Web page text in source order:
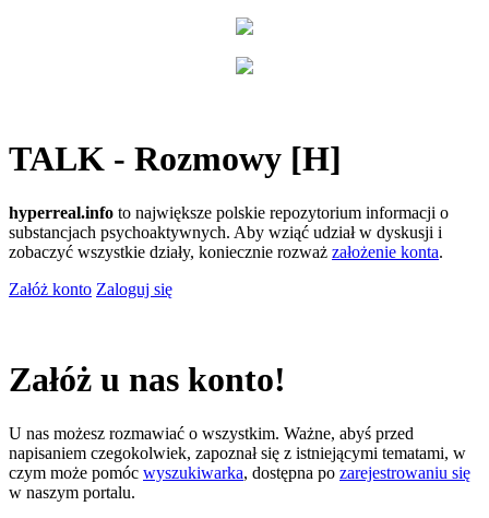
TALK - Rozmowy [H]
hyperreal.info to największe polskie repozytorium informacji o
substancjach psychoaktywnych. Aby wziąć udział w dyskusji i
zobaczyć wszystkie działy, koniecznie rozważ założenie konta.
Załóż konto Zaloguj się
Załóż u nas konto!
U nas możesz rozmawiać o wszystkim. Ważne, abyś przed
napisaniem czegokolwiek, zapoznał się z istniejącymi tematami, w
czym może pomóc wyszukiwarka, dostępna po zarejestrowaniu się
w naszym portalu.